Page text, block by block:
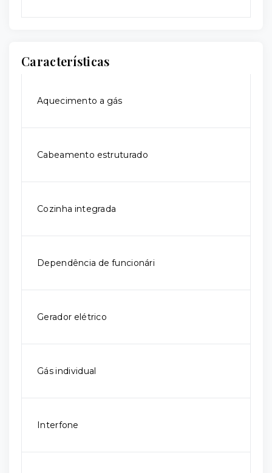
Características
Aquecimento a gás
Cabeamento estruturado
Cozinha integrada
Dependência de funcionári
Gerador elétrico
Gás individual
Interfone